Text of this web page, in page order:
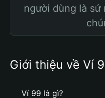
người dùng là sứ
Giới thiệu về Ví
Ví 99 là gì?